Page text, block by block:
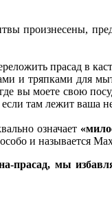
произнесены,
прасад в
и тряпками для
вы моете свою
если там лежит ваша
означает
и называется
прасад, мы